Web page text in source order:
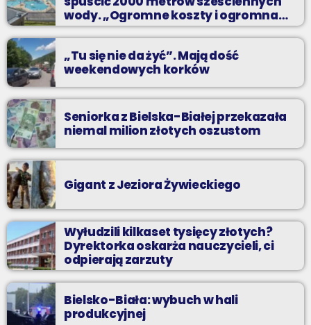
wody. „Ogromne koszty i ogromna
praca”
„Tu się nie da żyć”. Mają dość
weekendowych korków
Seniorka z Bielska-Białej przekazała
niemal milion złotych oszustom
Gigant z Jeziora Żywieckiego
Wyłudzili kilkaset tysięcy złotych?
Dyrektorka oskarża nauczycieli, ci
odpierają zarzuty
Bielsko-Biała: wybuch w hali
produkcyjnej